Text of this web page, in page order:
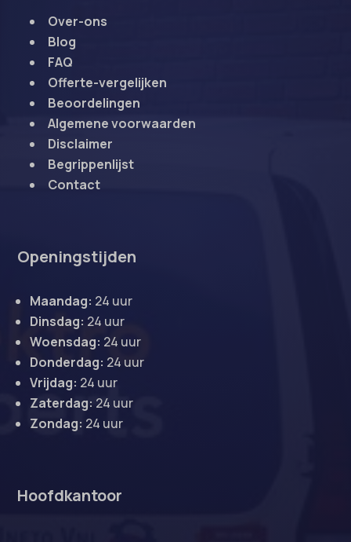
Over-ons
Blog
FAQ
Offerte-vergelijken
Beoordelingen
Algemene voorwaarden
Disclaimer
Begrippenlijst
Contact
Openingstijden
Maandag: 24 uur
Dinsdag: 24 uur
Woensdag: 24 uur
Donderdag: 24 uur
Vrijdag: 24 uur
Zaterdag: 24 uur
Zondag: 24 uur
Hoofdkantoor